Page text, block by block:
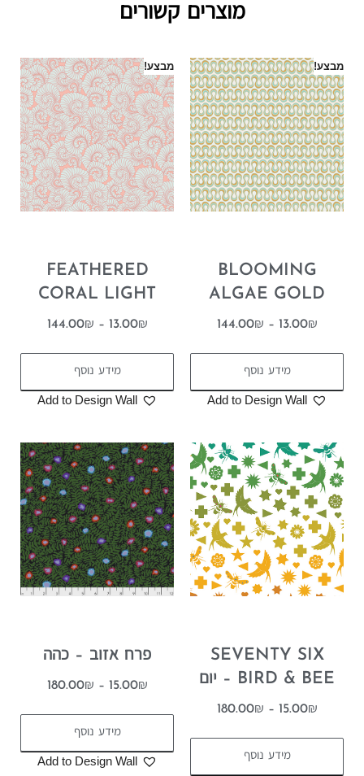
מוצרים קשורים
מבצע!
BLOOMING
ALGAE GOLD
13.00₪
–
144.00₪
מידע נוסף
Add to Design Wall
מבצע!
FEATHERED
CORAL LIGHT
13.00₪
–
144.00₪
מידע נוסף
Add to Design Wall
SEVENTY SIX
BIRD & BEE – יום
15.00₪
–
180.00₪
מידע נוסף
פרח אזוב – כהה
15.00₪
–
180.00₪
מידע נוסף
Add to Design Wall